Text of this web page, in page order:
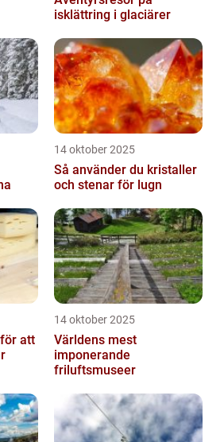
isklättring i glaciärer
14 oktober 2025
Så använder du kristaller
och stenar för lugn
att
14 oktober 2025
Världens mest
imponerande
friluftsmuseer